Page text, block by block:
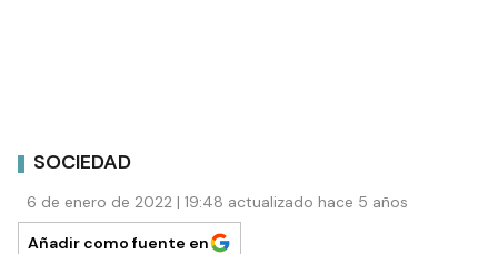
SOCIEDAD
6 de enero de 2022 | 19:48 actualizado hace 5 años
Añadir como fuente en